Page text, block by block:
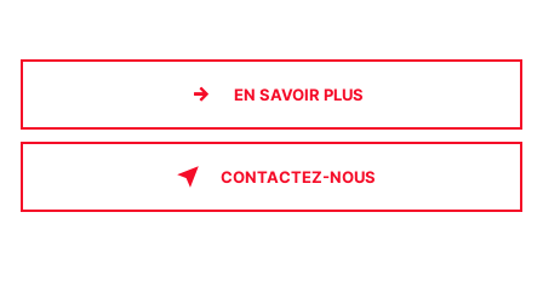
EN SAVOIR PLUS
CONTACTEZ-NOUS